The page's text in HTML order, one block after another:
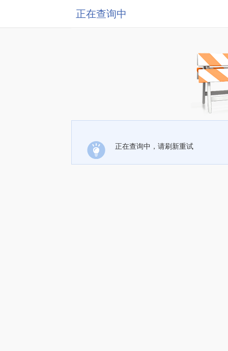
正在查询中
正在查询中，请刷新重试